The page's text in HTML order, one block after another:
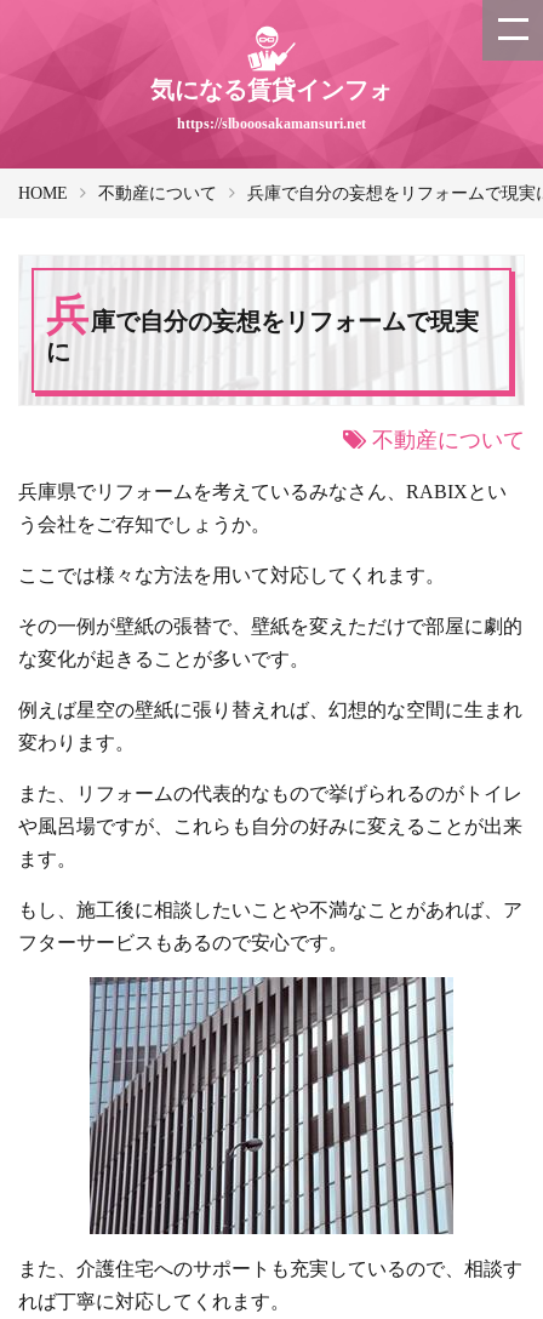
気になる賃貸インフォ
https://slbooosakamansuri.net
HOME 不動産について 兵庫で自分の妄想をリフォームで現実
兵庫で自分の妄想をリフォームで現実
に
不動産について
兵庫県でリフォームを考えているみなさん、RABIXとい
う会社をご存知でしょうか。
ここでは様々な方法を用いて対応してくれます。
その一例が壁紙の張替で、壁紙を変えただけで部屋に劇的
な変化が起きることが多いです。
例えば星空の壁紙に張り替えれば、幻想的な空間に生まれ
変わります。
また、リフォームの代表的なもので挙げられるのがトイレ
や風呂場ですが、これらも自分の好みに変えることが出来
ます。
もし、施工後に相談したいことや不満なことがあれば、ア
フターサービスもあるので安心です。
また、介護住宅へのサポートも充実しているので、相談す
れば丁寧に対応してくれます。